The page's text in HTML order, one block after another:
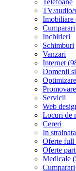
TV/audio/
Imobiliare
Cumparari
Inchirieri
Schimburi
Vanzari
Internet
Domenii
Promovare
Servicii
Web
Locuri de
Cereri
In
Oferte full
Oferte
Medicale
Cumparari